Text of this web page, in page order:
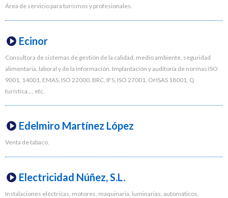
Área de servicio para turismos y profesionales.
Ecinor
Consultora de sistemas de gestión de la calidad, medio ambiente, seguridad
alimentaria, laboral y de la información. Implantación y auditoría de normas ISO
9001, 14001, EMAS, ISO 22000, BRC, IFS, ISO 27001, OHSAS 18001, Q
turística..., etc.
Edelmiro Martínez López
Venta de tabaco.
Electricidad Núñez, S.L.
Instalaciones eléctricas, motores, maquinaria, luminarias, automáticos,